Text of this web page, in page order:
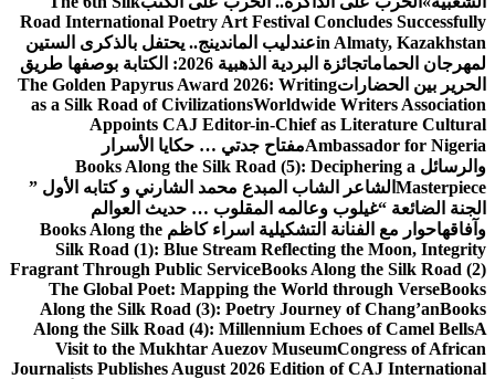
Road International Poetry Art Festival Concludes Successfully
in Almaty, Kazakhstanعندليب الماندينج.. يحتفل بالذكرى الستين
لمهرجان الحمامات
جائزة البردية الذهبية 2026: الكتابة بوصفها طريق
الحرير بين الحضاراتThe Golden Papyrus Award 2026: Writing
as a Silk Road of CivilizationsWorldwide Writers Association
Appoints CAJ Editor-in-Chief as Literature Cultural
Ambassador for Nigeriaمفتاح جدتي … حكايا الأسرار
والرسائل Books Along the Silk Road (5): Deciphering a
Masterpiece الشاعر الشاب المبدع محمد الشارني و كتابه الأول ”
الجنة الضائعة “غيلوب وعالمه المقلوب … حديث العوالم
وآفاقهاحوار مع الفنانة التشكيلية اسراء كاظم Books Along the
Silk Road (1): Blue Stream Reflecting the Moon, Integrity
Fragrant Through Public ServiceBooks Along the Silk Road (2)
The Global Poet: Mapping the World through VerseBooks
Along the Silk Road (3): Poetry Journey of Chang’anBooks
Along the Silk Road (4): Millennium Echoes of Camel BellsA
Visit to the Mukhtar Auezov MuseumCongress of African
Journalists Publishes August 2026 Edition of CAJ International